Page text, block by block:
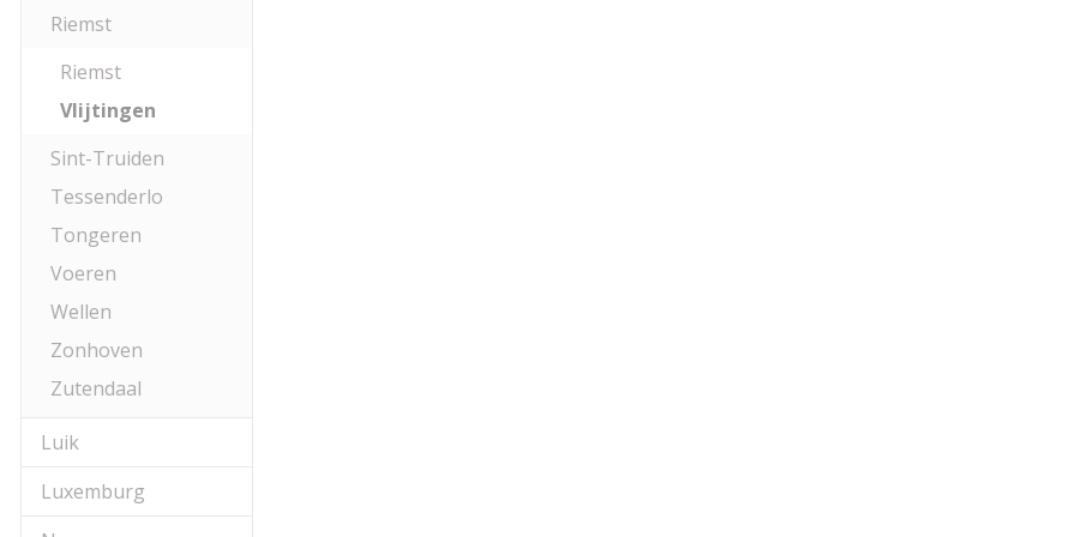
Riemst
Riemst
Vlijtingen
Sint-Truiden
Tessenderlo
Tongeren
Voeren
Wellen
Zonhoven
Zutendaal
Luik
Luxemburg